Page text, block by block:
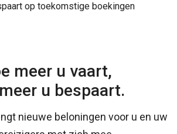
op toekomstige boekingen
meer u vaart,
u bespaart.
nieuwe beloningen voor u en uw